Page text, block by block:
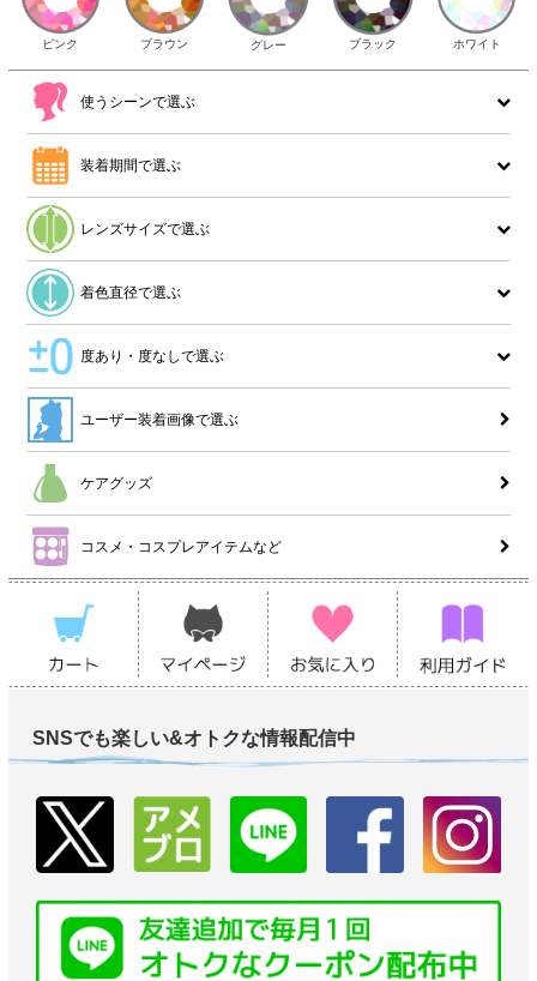
ピンク ブラウン グレー ブラック ホワイト
使うシーンで選ぶ
装着期間で選ぶ
レンズサイズで選ぶ
着色直径で選ぶ
度あり・度なしで選ぶ
ユーザー装着画像で選ぶ
ケアグッズ
コスメ・コスプレアイテムなど
SNSでも楽しい&オトクな情報配信中